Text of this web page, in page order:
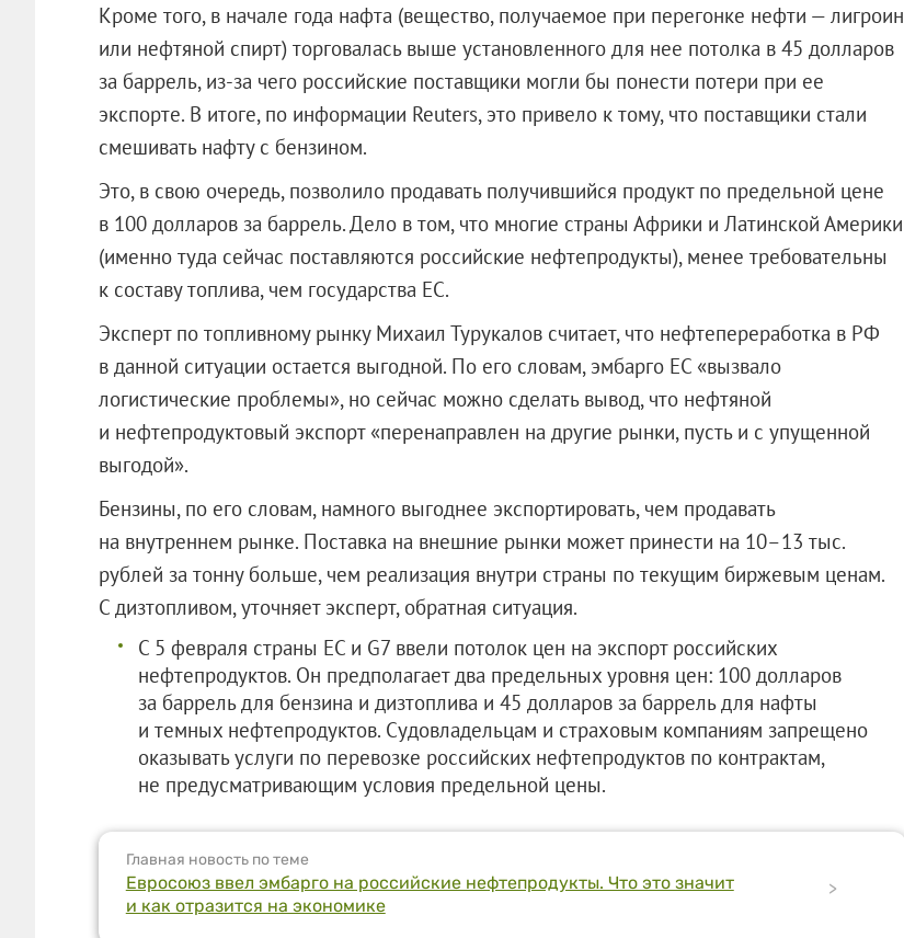
Кроме того, в начале года нафта (вещество, получаемое при перегонке нефти — лигроин
или нефтяной спирт) торговалась выше установленного для нее потолка в 45 долларов
за баррель, из-за чего российские поставщики могли бы понести потери при ее
экспорте. В итоге, по информации Reuters, это привело к тому, что поставщики стали
смешивать нафту с бензином.
Это, в свою очередь, позволило продавать получившийся продукт по предельной цене
в 100 долларов за баррель. Дело в том, что многие страны Африки и Латинской Америки
(именно туда сейчас поставляются российские нефтепродукты), менее требовательны
к составу топлива, чем государства ЕС.
Эксперт по топливному рынку Михаил Турукалов считает, что нефтепереработка в РФ
в данной ситуации остается выгодной. По его словам, эмбарго ЕС «вызвало
логистические проблемы», но сейчас можно сделать вывод, что нефтяной
и нефтепродуктовый экспорт «перенаправлен на другие рынки, пусть и с упущенной
выгодой».
Бензины, по его словам, намного выгоднее экспортировать, чем продавать
на внутреннем рынке. Поставка на внешние рынки может принести на 10–13 тыс.
рублей за тонну больше, чем реализация внутри страны по текущим биржевым ценам.
С дизтопливом, уточняет эксперт, обратная ситуация.
С 5 февраля страны ЕС и G7 ввели потолок цен на экспорт российских
нефтепродуктов. Он предполагает два предельных уровня цен: 100 долларов
за баррель для бензина и дизтоплива и 45 долларов за баррель для нафты
и темных нефтепродуктов. Судовладельцам и страховым компаниям запрещено
оказывать услуги по перевозке российских нефтепродуктов по контрактам,
не предусматривающим условия предельной цены.
Главная новость по теме
Евросоюз ввел эмбарго на российские нефтепродукты. Что это значит
и как отразится на экономике
>